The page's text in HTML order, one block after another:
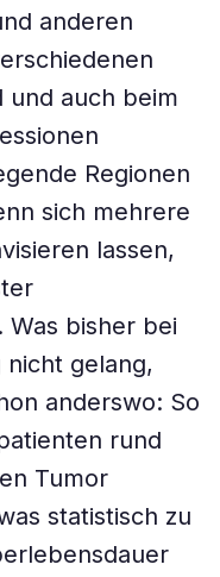
anderen
und auch beim
Regionen
sich mehrere
lassen,
bisher bei
gelang,
anderswo: So
rund
Tumor
statistisch zu